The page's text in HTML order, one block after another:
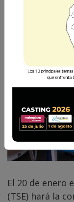
La Voz de
El 20 de enero
(TSE) hará la